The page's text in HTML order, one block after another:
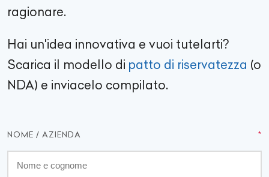
ragionare.
Hai un'idea innovativa e vuoi tutelarti?
Scarica il modello di patto di riservatezza (o
NDA) e inviacelo compilato.
NOME / AZIENDA